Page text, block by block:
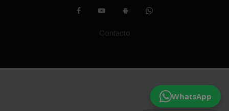
WhatsApp
Contacto